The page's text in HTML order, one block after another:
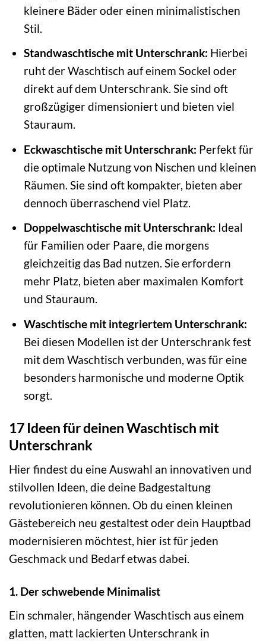
kleinere Bäder oder einen minimalistischen
Stil.
Standwaschtische mit Unterschrank: Hierbei
ruht der Waschtisch auf einem Sockel oder
direkt auf dem Unterschrank. Sie sind oft
großzügiger dimensioniert und bieten viel
Stauraum.
Eckwaschtische mit Unterschrank: Perfekt für
die optimale Nutzung von Nischen und kleinen
Räumen. Sie sind oft kompakter, bieten aber
dennoch überraschend viel Platz.
Doppelwaschtische mit Unterschrank: Ideal
für Familien oder Paare, die morgens
gleichzeitig das Bad nutzen. Sie erfordern
mehr Platz, bieten aber maximalen Komfort
und Stauraum.
Waschtische mit integriertem Unterschrank:
Bei diesen Modellen ist der Unterschrank fest
mit dem Waschtisch verbunden, was für eine
besonders harmonische und moderne Optik
sorgt.
17 Ideen für deinen Waschtisch mit
Unterschrank
Hier findest du eine Auswahl an innovativen und
stilvollen Ideen, die deine Badgestaltung
revolutionieren können. Ob du einen kleinen
Gästebereich neu gestaltest oder dein Hauptbad
modernisieren möchtest, hier ist für jeden
Geschmack und Bedarf etwas dabei.
1. Der schwebende Minimalist
Ein schmaler, hängender Waschtisch aus einem
glatten, matt lackierten Unterschrank in